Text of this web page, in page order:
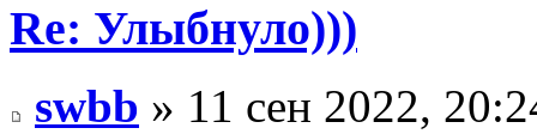
Re: Улыбнуло)))
swbb » 11 сен 2022,